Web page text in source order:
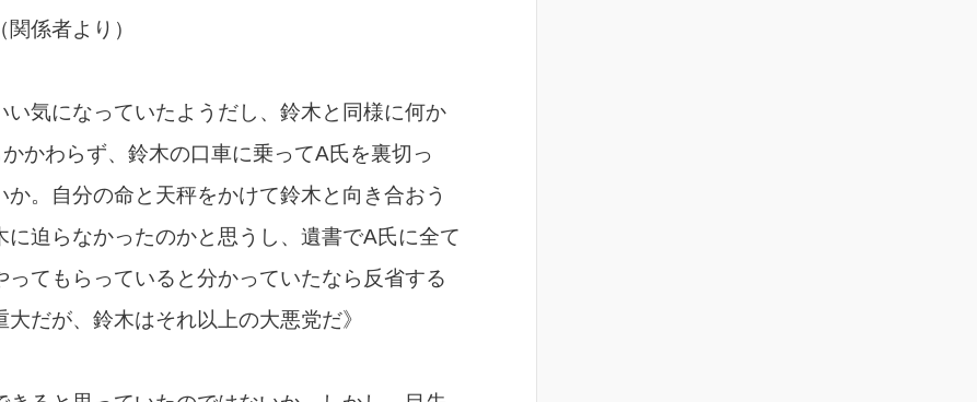
係者より）
い気になっていたようだし、鈴木と同様に何か
かわらず、鈴木の口車に乗ってA氏を裏切っ
。自分の命と天秤をかけて鈴木と向き合おう
迫らなかったのかと思うし、遺書でA氏に全て
てもらっていると分かっていたなら反省する
だが、鈴木はそれ以上の大悪党だ》